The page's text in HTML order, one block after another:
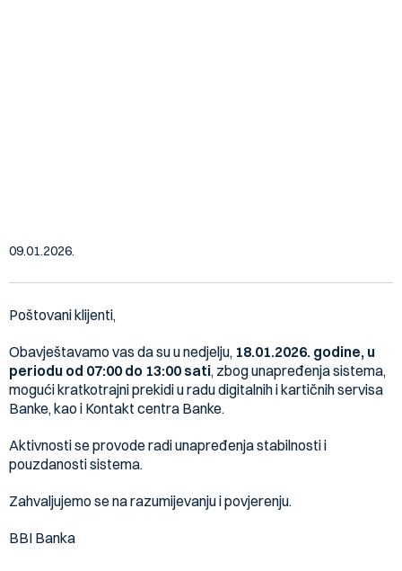
09.01.2026.
Poštovani klijenti,
Obavještavamo vas da su u nedjelju, 18.01.2026. godine, u
periodu od 07:00 do 13:00 sati, zbog unapređenja sistema,
mogući kratkotrajni prekidi u radu digitalnih i kartičnih servisa
Banke, kao i Kontakt centra Banke.
Aktivnosti se provode radi unapređenja stabilnosti i
pouzdanosti sistema.
Zahvaljujemo se na razumijevanju i povjerenju.
BBI Banka